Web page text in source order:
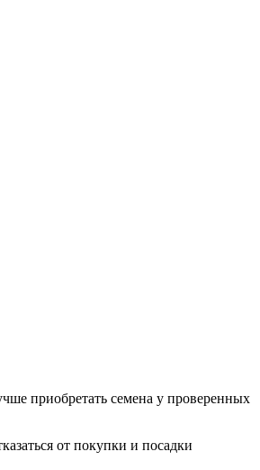
приобретать семена у проверенных
от покупки и посадки